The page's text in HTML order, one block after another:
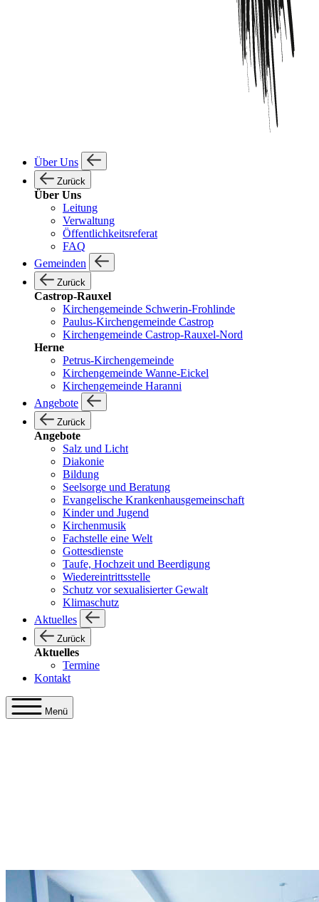
Über Uns
Zurück
Über Uns
Leitung
Verwaltung
Öffentlichkeitsreferat
FAQ
Gemeinden
Zurück
Castrop-Rauxel
Kirchengemeinde Schwerin-Frohlinde
Paulus-Kirchengemeinde Castrop
Kirchengemeinde Castrop-Rauxel-Nord
Herne
Petrus-Kirchengemeinde
Kirchengemeinde Wanne-Eickel
Kirchengemeinde Haranni
Angebote
Zurück
Angebote
Salz und Licht
Diakonie
Bildung
Seelsorge und Beratung
Evangelische Krankenhausgemeinschaft
Kinder und Jugend
Kirchenmusik
Fachstelle eine Welt
Gottesdienste
Taufe, Hochzeit und Beerdigung
Wiedereintrittsstelle
Schutz vor sexualisierter Gewalt
Klimaschutz
Aktuelles
Zurück
Aktuelles
Termine
Kontakt
Menü